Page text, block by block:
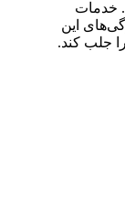
خدمات
این
جلب کند.